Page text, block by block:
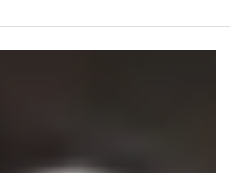
por el Banco de la República que